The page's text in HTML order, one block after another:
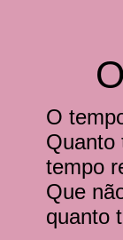
O
Quanto
tempo
Que
quanto